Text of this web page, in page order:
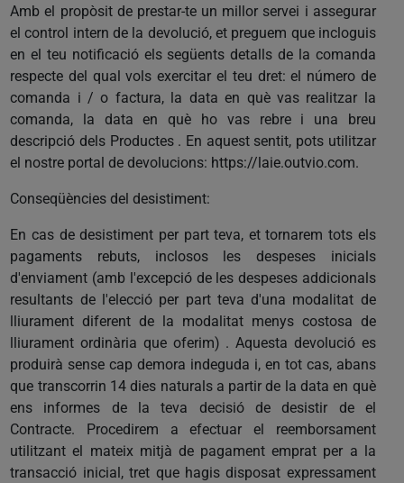
Amb el propòsit de prestar-te un millor servei i assegurar
el control intern de la devolució, et preguem que incloguis
en el teu notificació els següents detalls de la comanda
respecte del qual vols exercitar el teu dret: el número de
comanda i / o factura, la data en què vas realitzar la
comanda, la data en què ho vas rebre i una breu
descripció dels Productes . En aquest sentit, pots utilitzar
el nostre portal de devolucions: https://laie.outvio.com.
Conseqüències del desistiment:
En cas de desistiment per part teva, et tornarem tots els
pagaments rebuts, inclosos les despeses inicials
d'enviament (amb l'excepció de les despeses addicionals
resultants de l'elecció per part teva d'una modalitat de
lliurament diferent de la modalitat menys costosa de
lliurament ordinària que oferim) . Aquesta devolució es
produirà sense cap demora indeguda i, en tot cas, abans
que transcorrin 14 dies naturals a partir de la data en què
ens informes de la teva decisió de desistir de el
Contracte. Procedirem a efectuar el reemborsament
utilitzant el mateix mitjà de pagament emprat per a la
transacció inicial, tret que hagis disposat expressament